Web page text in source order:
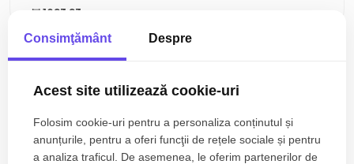
1093.93mp
Zone de top spatii industriale de inchiriat
Spatii industriale de inchiriat in Constanta Inel II
Numar de camere spatii industriale de inchiriat
Apartamente de inchiriat
Consimţământ Despre
Acest site utilizează cookie-uri
Folosim cookie-uri pentru a personaliza conținutul și
anunțurile, pentru a oferi funcţii de rețele sociale și pentru
a analiza traficul. De asemenea, le oferim partenerilor de